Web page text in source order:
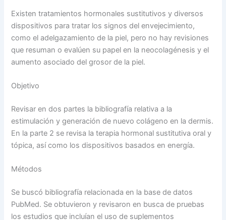
Existen tratamientos hormonales sustitutivos y diversos
dispositivos para tratar los signos del envejecimiento,
como el adelgazamiento de la piel, pero no hay revisiones
que resuman o evalúen su papel en la neocolagénesis y el
aumento asociado del grosor de la piel.
Objetivo
Revisar en dos partes la bibliografía relativa a la
estimulación y generación de nuevo colágeno en la dermis.
En la parte 2 se revisa la terapia hormonal sustitutiva oral y
tópica, así como los dispositivos basados en energía.
Métodos
Se buscó bibliografía relacionada en la base de datos
PubMed. Se obtuvieron y revisaron en busca de pruebas
los estudios que incluían el uso de suplementos